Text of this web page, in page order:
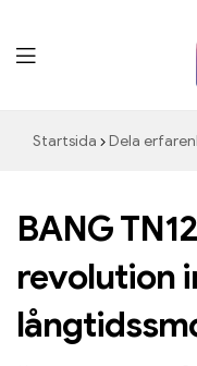
Startsida Dela
BANG
revolution